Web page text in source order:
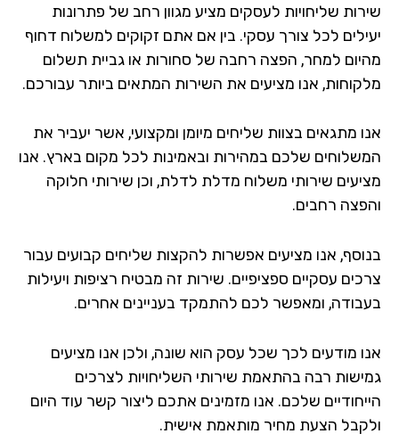
שליחויות לעסקים מציע מגוון רחב של פתרונות
לכל צורך עסקי. בין אם אתם זקוקים למשלוח דחוף
למחר, הפצה רחבה של סחורות או גביית תשלום
אנו מציעים את השירות המתאים ביותר עבורכם.
מתגאים בצוות שליחים מיומן ומקצועי, אשר יעביר את
שלכם במהירות ובאמינות לכל מקום בארץ. אנו
שירותי משלוח מדלת לדלת, וכן שירותי חלוקה
רחבים.
אנו מציעים אפשרות להקצות שליחים קבועים עבור
עסקיים ספציפיים. שירות זה מבטיח רציפות ויעילות
ומאפשר לכם להתמקד בעניינים אחרים.
מודעים לכך שכל עסק הוא שונה, ולכן אנו מציעים
רבה בהתאמת שירותי השליחויות לצרכים
שלכם. אנו מזמינים אתכם ליצור קשר עוד היום
הצעת מחיר מותאמת אישית.